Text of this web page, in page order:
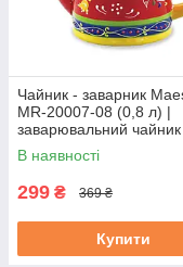
Чайник - заварник
MR-20007-08 (0,8 л) |
заварювальний чайник
Маестро | керамічний
Маестро
В наявності
299 ₴ 369 ₴
Купити